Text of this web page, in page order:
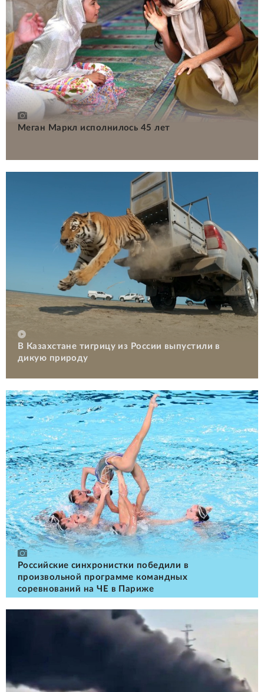
Меган Маркл исполнилось 45 лет
В Казахстане тигрицу из России выпустили в
дикую природу
Российские cинхронистки победили в
произвольной программе командных
соревнований на ЧЕ в Париже